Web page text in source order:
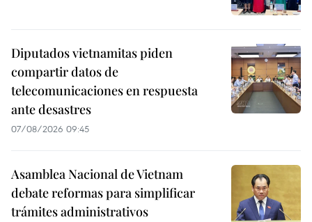
Diputados vietnamitas piden
compartir datos de
telecomunicaciones en respuesta
ante desastres
07/08/2026 09:45
Asamblea Nacional de Vietnam
debate reformas para simplificar
trámites administrativos